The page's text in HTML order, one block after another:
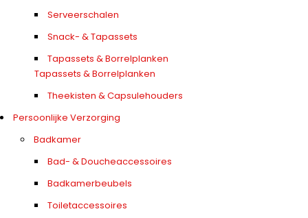
Serveerschalen
Snack- & Tapassets
Tapassets & Borrelplanken
Tapassets & Borrelplanken
Theekisten & Capsulehouders
Persoonlijke Verzorging
Badkamer
Bad- & Doucheaccessoires
Badkamerbeubels
Toiletaccessoires